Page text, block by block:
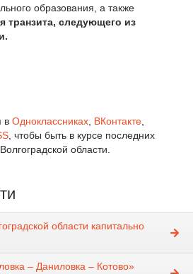
образования, а также
транзита, следующего из
в Одноклассниках ВКонтакте
, чтобы быть в курсе последних
области.
области капитально
– Даниловка – Котово»